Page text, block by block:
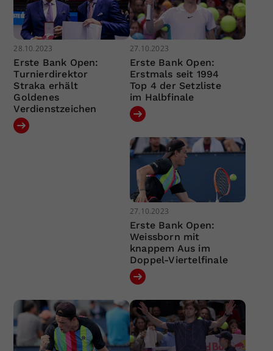
28.10.2023
Erste Bank Open:
Turnierdirektor
Straka erhält
Goldenes
Verdienstzeichen
27.10.2023
Erste Bank Open:
Erstmals seit 1994
Top 4 der Setzliste
im Halbfinale
27.10.2023
Erste Bank Open:
Weissborn mit
knappem Aus im
Doppel-Viertelfinale